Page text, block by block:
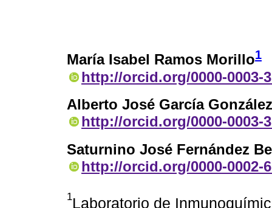
María Isabel Ramos Morillo1
http://orcid.org/0000-0003-
Alberto José García González
http://orcid.org/0000-0003-
Saturnino José Fernández
http://orcid.org/0000-0002-
1Laboratorio de